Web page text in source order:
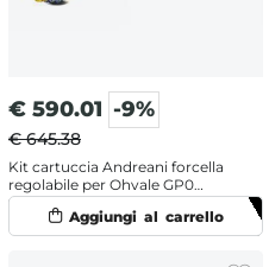
€ 590.01 -9%
€ 645.38
Kit cartuccia Andreani forcella
regolabile per Ohvale GP0
(2014-2021)